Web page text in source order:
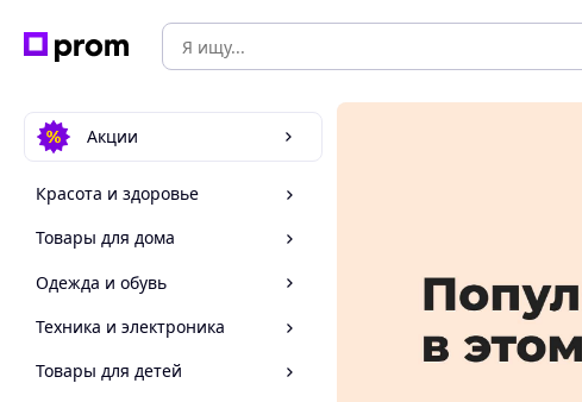
Акции
Красота и здоровье
Товары для дома
Одежда и обувь
Техника и электроника
Товары для детей